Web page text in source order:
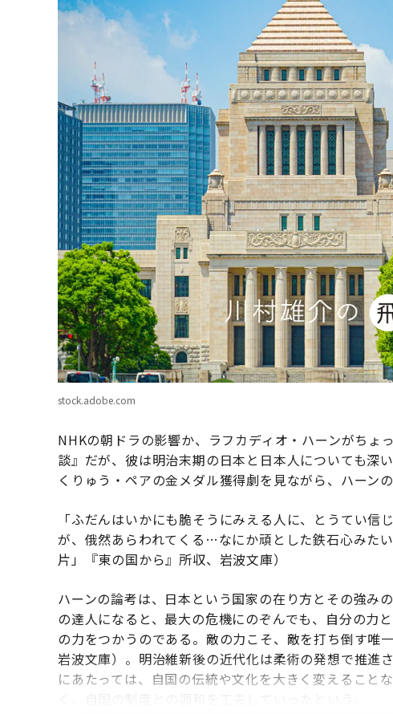
stock.adobe.com
NHKの朝ドラの影響か、ラフカディオ・ハーンがちょ
談』だが、彼は明治末期の日本と日本人についても深
くりゅう・ペアの金メダル獲得劇を見ながら、ハーン
「ふだんはいかにも脆そうにみえる人に、とうてい
が、俄然あらわれてくる…なにか頑とした鉄石心みた
片」『東の国から』所収、岩波文庫）
ハーンの論考は、日本という国家の在り方とその強み
の達人になると、最大の危機にのぞんでも、自分の力
の力をつかうのである。敵の力こそ、敵を打ち倒す唯
岩波文庫）。明治維新後の近代化は柔術の発想で推進
にあたっては、自国の伝統や文化を大きく変えること